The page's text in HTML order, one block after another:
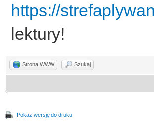
https://
lektury!
Strona WWW Szukaj
Pokaż wersję do druku